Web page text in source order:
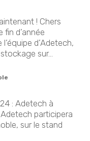
! Chers
d’année
d’Adetech,
sur...
: Adetech à
participera
sur le stand